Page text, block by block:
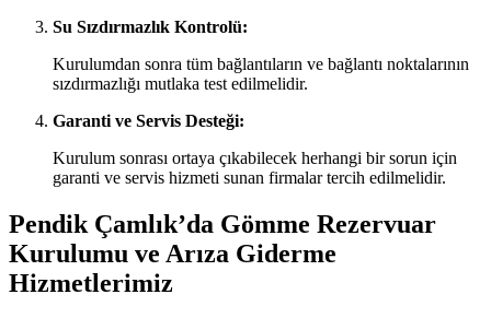
Su Sızdırmazlık Kontrolü:
Kurulumdan sonra tüm bağlantıların ve bağlantı noktalarının
sızdırmazlığı mutlaka test edilmelidir.
Garanti ve Servis Desteği:
Kurulum sonrası ortaya çıkabilecek herhangi bir sorun için
garanti ve servis hizmeti sunan firmalar tercih edilmelidir.
Pendik Çamlık’da Gömme Rezervuar
Kurulumu ve Arıza Giderme
Hizmetlerimiz